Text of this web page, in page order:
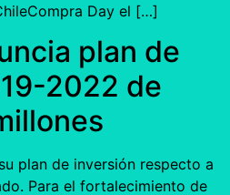
Day el […]
plan de
2022 de
plan de inversión respecto a
Para el fortalecimiento de